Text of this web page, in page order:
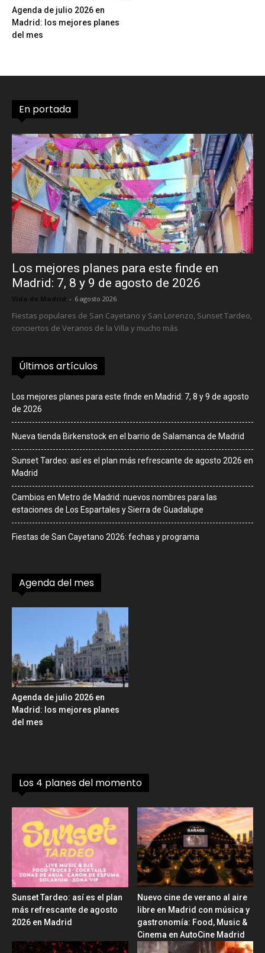
Agenda de julio 2026 en
Madrid: los mejores planes
del mes
En portada
Los mejores planes para este finde en
Madrid: 7, 8 y 9 de agosto de 2026
Vida de Madrid - 6 agosto 2026
Fiestas populares de San Cayetano y San Lorenzo, Sunset Tardeo,
conciertos de Veranos de la Villa y mucho más
Últimos artículos
Los mejores planes para este finde en Madrid: 7, 8 y 9 de agosto
de 2026
Nueva tienda Birkenstock en el barrio de Salamanca de Madrid
Sunset Tardeo: así es el plan más refrescante de agosto 2026 en
Madrid
Cambios en Metro de Madrid: nuevos nombres para las
estaciones de Los Espartales y Sierra de Guadalupe
Fiestas de San Cayetano 2026: fechas y programa
Agenda del mes
Agenda de julio 2026 en
Madrid: los mejores planes
del mes
Los 4 planes del momento
Sunset Tardeo: así es el plan
más refrescante de agosto
2026 en Madrid
Nuevo cine de verano al aire
libre en Madrid con música y
gastronomía: Food, Music &
Cinema en AutoCine Madrid